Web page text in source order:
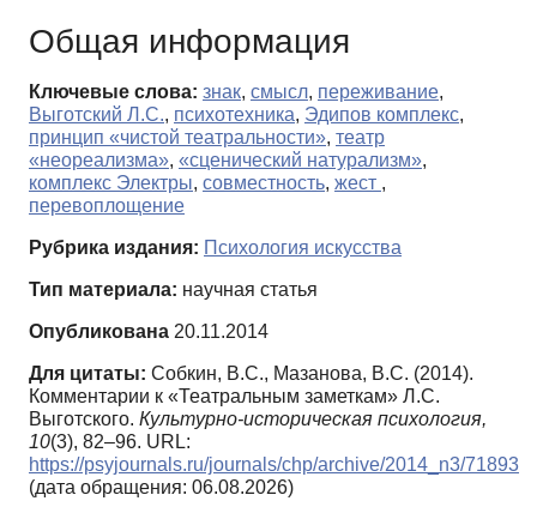
Общая информация
Ключевые слова: знак, смысл, переживание,
Выготский Л.С., психотехника, Эдипов комплекс,
принцип «чистой театральности», театр
«неореализма», «сценический натурализм»,
комплекс Электры, совместность, жест ,
перевоплощение
Рубрика издания: Психология искусства
Тип материала: научная статья
Опубликована 20.11.2014
Для цитаты: Собкин, В.С., Мазанова, В.С. (2014).
Комментарии к «Театральным заметкам» Л.С.
Выготского. Культурно-историческая психология,
10(3), 82–96. URL:
https://psyjournals.ru/journals/chp/archive/2014_n3/71893
(дата обращения: 06.08.2026)